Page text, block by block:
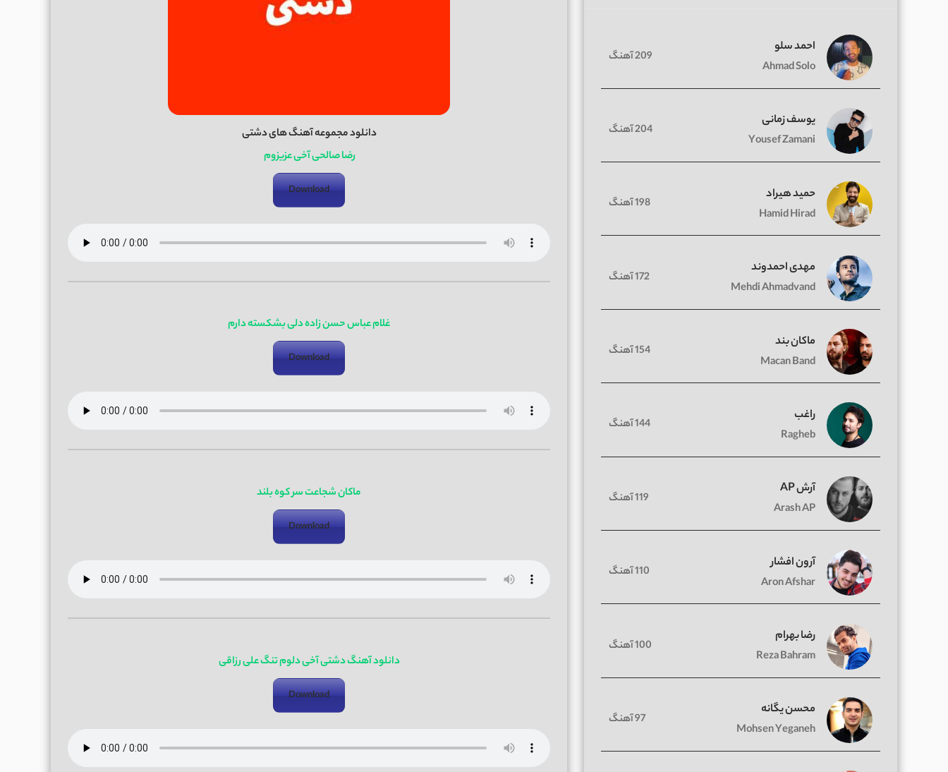
دانلود مجموعه آهنگ های دشتی
رضا صالحی آخی عزیزوم
Download
غلام عباس حسن زاده دلی بشکسته دارم
Download
ماکان شجاعت سر کوه بلند
Download
دانلود آهنگ دشتی آخی دلوم تنگ علی رزاقی
Download
احمد سلو
Ahmad Solo
209 آهنگ
یوسف زمانی
Yousef Zamani
204 آهنگ
حمید هیراد
Hamid Hirad
198 آهنگ
مهدی احمدوند
Mehdi Ahmadvand
172 آهنگ
ماکان بند
Macan Band
154 آهنگ
راغب
Ragheb
144 آهنگ
آرش AP
Arash AP
119 آهنگ
آرون افشار
Aron Afshar
110 آهنگ
رضا بهرام
Reza Bahram
100 آهنگ
محسن یگانه
Mohsen Yeganeh
97 آهنگ